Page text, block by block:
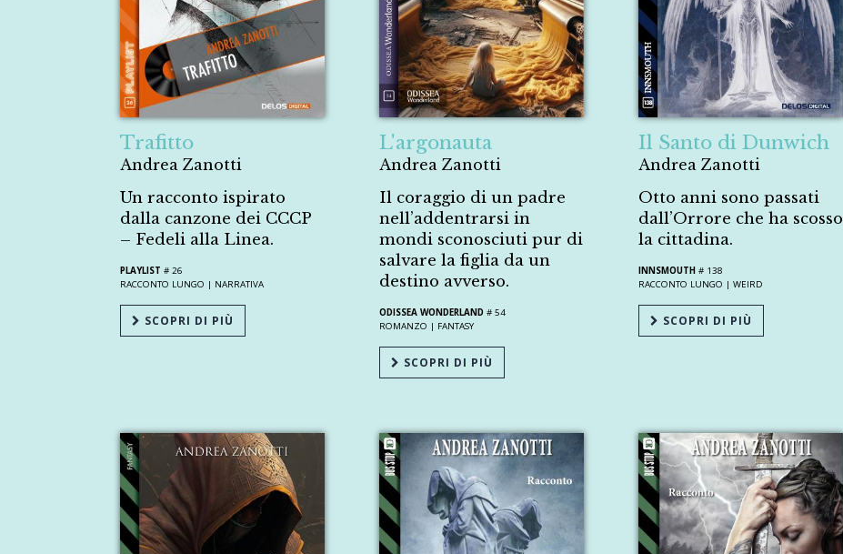
Trafitto
Andrea Zanotti
Un racconto ispirato
dalla canzone dei CCCP
– Fedeli alla Linea.
PLAYLIST # 26
RACCONTO LUNGO | NARRATIVA
SCOPRI DI PIÙ
L'argonauta
Andrea Zanotti
Il coraggio di un padre
nell’addentrarsi in
mondi sconosciuti pur di
salvare la figlia da un
destino avverso.
ODISSEA WONDERLAND # 54
ROMANZO | FANTASY
SCOPRI DI PIÙ
Il Santo di Dunwich
Andrea Zanotti
Otto anni sono passati
dall’Orrore che ha scosso
la cittadina.
INNSMOUTH # 138
RACCONTO LUNGO | WEIRD
SCOPRI DI PIÙ